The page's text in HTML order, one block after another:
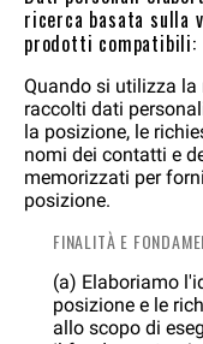
ricerca basata sulla
prodotti compatibili:
Quando si utilizza la
raccolti dati
la posizione, le
nomi dei contatti e
memorizzati per
posizione.
FINALITÀ E
(a) Elaboriamo
posizione e le
allo scopo di